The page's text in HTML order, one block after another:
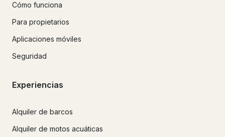
Cómo funciona
Para propietarios
Aplicaciones móviles
Seguridad
Experiencias
Alquiler de barcos
Alquiler de motos acuáticas